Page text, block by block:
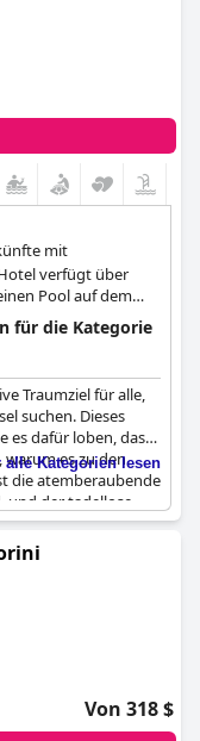
mit
verfügt über
Pool auf dem
Oia bietet ein
für die Kategorie
Traumziel für alle,
suchen. Dieses
es dafür loben, dass
es zu den
die atemberaubende
und der tadellose
perfekt für
es ist der Inbegriff
dass die
sind. Apropos, alle
Aufenthalt so
ist freundlich,
einen Service,
lässt
Hotels in
wert ist.
Kategorien lesen
Von 318 $